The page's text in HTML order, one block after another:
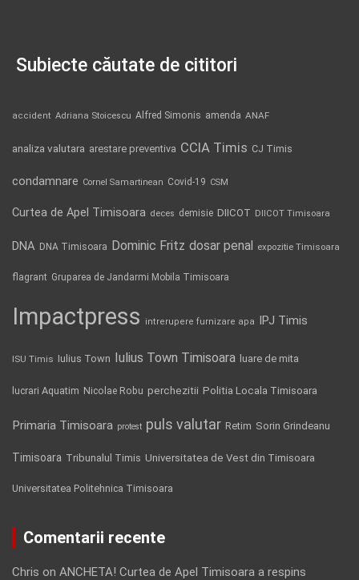
Subiecte căutate de cititori
accident Adriana Stoicescu Alfred Simonis amenda ANAF
analiza valutara arestare preventiva CCIA Timis CJ Timis
condamnare Cornel Samartinean Covid-19 CSM
Curtea de Apel Timisoara deces demisie DIICOT DIICOT Timisoara
DNA DNA Timisoara Dominic Fritz dosar penal expozitie Timisoara
flagrant Gruparea de Jandarmi Mobila Timisoara
Impactpress intrerupere furnizare apa IPJ Timis
ISU Timis Iulius Town Iulius Town Timisoara luare de mita
lucrari Aquatim Nicolae Robu perchezitii Politia Locala Timisoara
Primaria Timisoara protest puls valutar Retim Sorin Grindeanu
Timisoara Tribunalul Timis Universitatea de Vest din Timisoara
Universitatea Politehnica Timisoara
Comentarii recente
Chris on ANCHETA! Curtea de Apel Timisoara a respins